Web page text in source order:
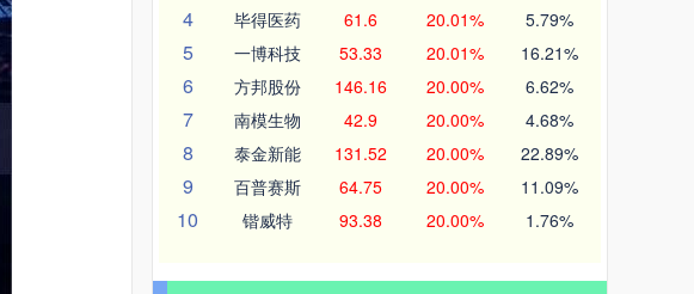
4 毕得医药 61.6 20.01% 5.79%
5 一博科技 53.33 20.01% 16.21%
6 方邦股份 146.16 20.00% 6.62%
7 南模生物 42.9 20.00% 4.68%
8 泰金新能 131.52 20.00% 22.89%
9 百普赛斯 64.75 20.00% 11.09%
10 锴威特 93.38 20.00% 1.76%